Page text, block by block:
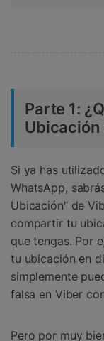
Parte 1:
Ubicación
Si ya has
WhatsApp,
Ubicación" de
compartir tu
que tengas. Por
tu ubicación en
simplemente
falsa en Viber
Pero por muy